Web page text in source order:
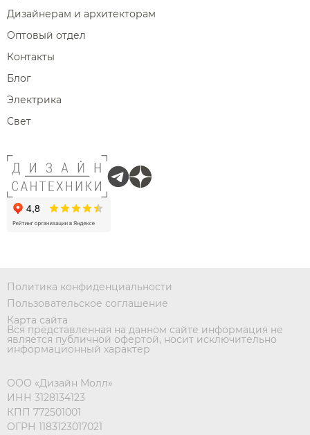
Дизайнерам и архитекторам
Оптовый отдел
Контакты
Блог
Электрика
Свет
Политика конфиденциальности
Пользовательское соглашение
Карта сайта
Вся представленная на данном сайте информация не
является публичной офертой, носит исключительно
информационный характер
ООО «Дизайн Молл»
ИНН 3128134123
КПП 772501001
ОГРН 1183123017021